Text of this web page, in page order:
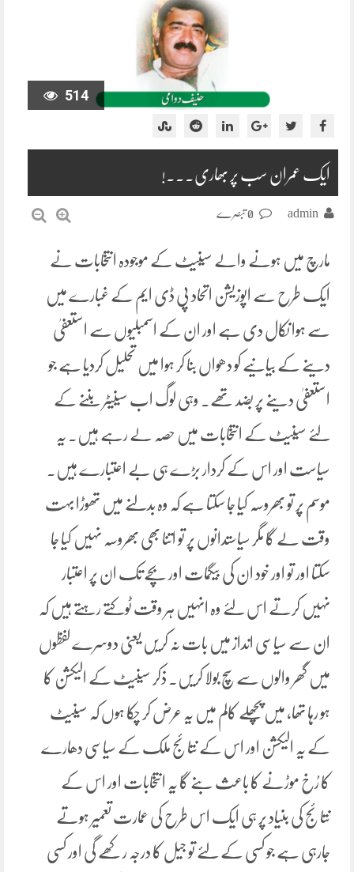
514
ایک عمران سب پر بھاری۔۔۔!
admin
مارچ میں ہونے والے سینیٹ کے موجودہ انتخابات نے
ایک طرح سے اپوزیشن اتحاد پی ڈی ایم کے غبارے میں
سے ہوا نکال دی ہے اور ان کے اسمبلیوں سے استعفیٰ
دینے کے بیانیے کو دھواں بنا کر ہوا میں تحلیل کردیا ہے جو
استعفیٰ دینے پر بضد تھے۔ وہی لوگ اب سینیٹر بننے کے
لئے سینیٹ کے انتخابات میں حصہ لے رہے ہیں۔ یہ
سیاست اور اس کے کردار بڑے ہی بے اعتبارے ہیں۔
موسم پر تو بھروسہ کیا جا سکتا ہے کہ وہ بدلنے میں تھوڑا بہت
وقت لے گا مگر سیاستدانوں پر تو اتنا بھی بھروسہ نہیں کیا جا
سکتا اور تو اور خود ان کی بیگمات اور بچے تک ان پر اعتبار
نہیں کرتے اس لئے وہ انہیں ہر وقت ٹوکتے رہتے ہیں کہ
ان سے سیاسی انداز میں بات نہ کریں یعنی دوسرے لفظوں
میں گھر والوں سے سچ بولا کریں۔ ذکر سینیٹ کے الیکشن کا
ہو رہا تھا، میں پچھلے کالم میں یہ عرض کر چکا ہوں کہ سینیٹ
کے یہ الیکشن اور اس کے نتائج ملک کے سیاسی دھارے
کا رُخ موڑنے کا باعث بنے گا یہ انتخابات اور اس کے
نتائج کی بنیاد پر ہی ایک اس طرح کی عمارت تعمیر ہوتے
جارہی ہے جو کسی کے لئے تو جیل کا درجہ رکھے گی اور کسی